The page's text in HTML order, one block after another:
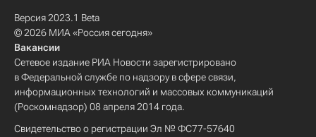
Версия 2023.1 Beta
© 2026 МИА «Россия сегодня»
Вакансии
Сетевое издание РИА Новости зарегистрировано
в Федеральной службе по надзору в сфере связи,
информационных технологий и массовых коммуникаций
(Роскомнадзор) 08 апреля 2014 года.
Свидетельство о регистрации Эл № ФС77-57640